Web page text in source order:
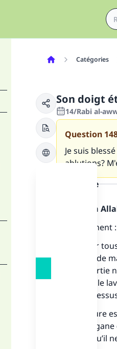
Catégories
Son doigt
14/Rabi al-
Question
Je suis
ablutions?
la réponse
Louange à
Premièrement :
Il faut laver
ablutions, de
aucune partie
craint que le
mouillée
Si la blessure
lave les
membre qu’il